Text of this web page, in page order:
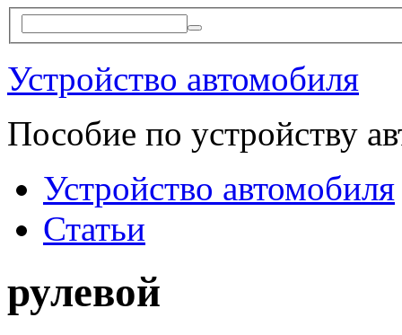
Устройство автомобиля
Пособие по устройству
Устройство автомобиля
Статьи
рулевой